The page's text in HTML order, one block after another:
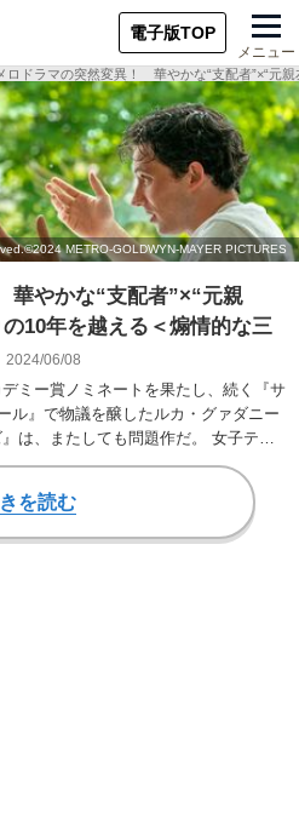
電子版TOP
メニュー
ロドラマの突然変異！ 華やかな“支配者”×“元
やかな“支配者”×“元親
10年を越える＜煽情的な三
2024/06/08
ミー賞ノミネートを果たし、続く『サ
ル』で物議を醸したルカ・グァダニー
は、またしても問題作だ。 女子テニ
を読む